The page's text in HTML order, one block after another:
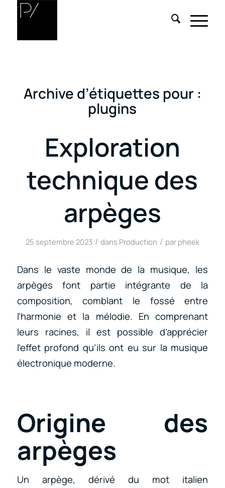
Archive d’étiquettes pour :
plugins
Exploration
technique des
arpèges
25 septembre 2023 / dans Production / par pheek
Dans le vaste monde de la musique, les
arpèges font partie intégrante de la
composition, comblant le fossé entre
l’harmonie et la mélodie. En comprenant
leurs racines, il est possible d’apprécier
l’effet profond qu’ils ont eu sur la musique
électronique moderne.
Origine des
arpèges
Un arpège, dérivé du mot italien